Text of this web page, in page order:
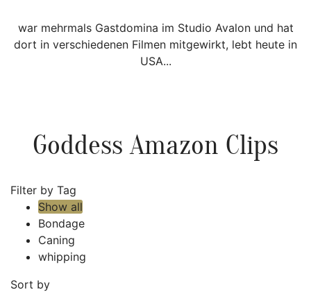
war mehrmals Gastdomina im Studio Avalon und hat
dort in verschiedenen Filmen mitgewirkt, lebt heute in
USA...
Goddess Amazon Clips
Filter by Tag
Show all
Bondage
Caning
whipping
Sort by